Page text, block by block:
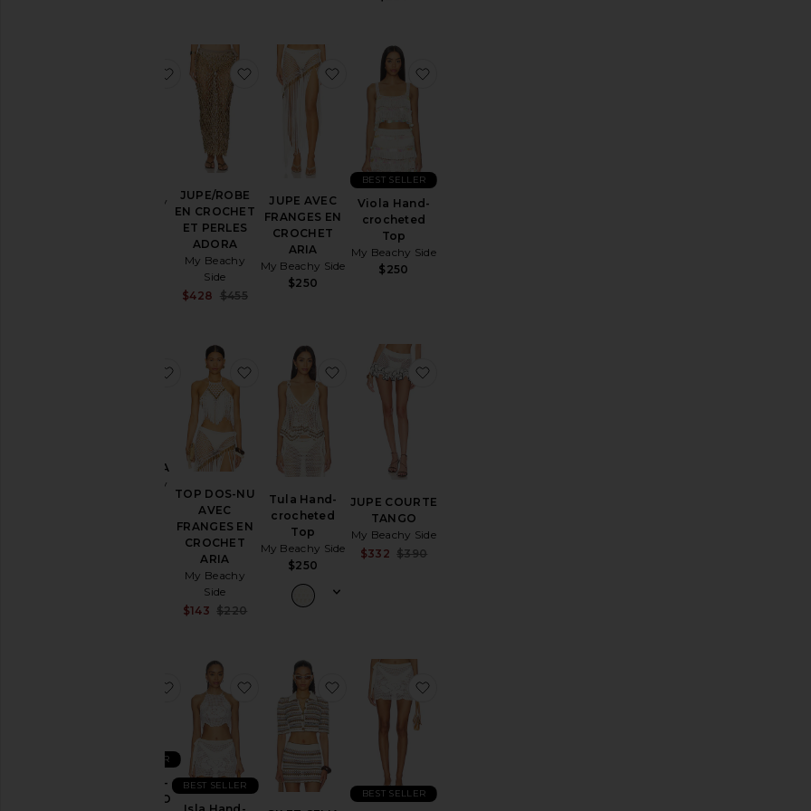
My Beachy
ajouter aux préférésJUPE VIOLA
JUPE/ROBE
EN CROCHET
ET PERLES
ADORA
My Beachy
Side
$428 $455
ajouter aux préférésJUPE/ROBE EN CROCHET ET PERLES ADORA
JUPE AVEC
FRANGES EN
CROCHET
ARIA
My Beachy Side
$250
ajouter aux préférésJUPE AVEC FRANGES EN CROCHET ARIA
Viola Hand-
crocheted
Top
My Beachy Side
$250
BEST SELLER
ROBE ISLA
My Beachy
Sale price:
Previous price:
ajouter aux préférésROBE ISLA
TOP DOS-NU
AVEC
FRANGES EN
CROCHET
ARIA
My Beachy
Side
Sale price:
$143 $220
ajouter aux préférésTOP DOS-NU AVEC FRANGES EN CROCHET ARIA
Tula Hand-
crocheted
Top
My Beachy Side
$250
ajouter aux préférésTula Hand-crocheted Top
JUPE COURTE
TANGO
My Beachy Side
$332 $390
TOP DOS-
NU TANGO
BEST SELLER
ajouter aux préférésTOP DOS-NU TANGO
BEST SELLER
ajouter aux préférésIsla Hand-crocheted Top
ajouter aux préférésGILET CELIA
BEST SELLER